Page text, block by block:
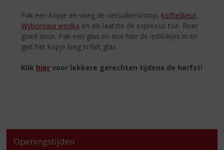
Pak een kopje en voeg de rietsuikersiroop, koffielikeur,
Wyborowa wodka en als laatste de espresso toe. Roer
goed door. Pak een glas en doe hier de ijsblokjes in en
giet het kopje leeg in het glas.
Klik hier voor lekkere gerechten tijdens de herfst!
Openingstijden